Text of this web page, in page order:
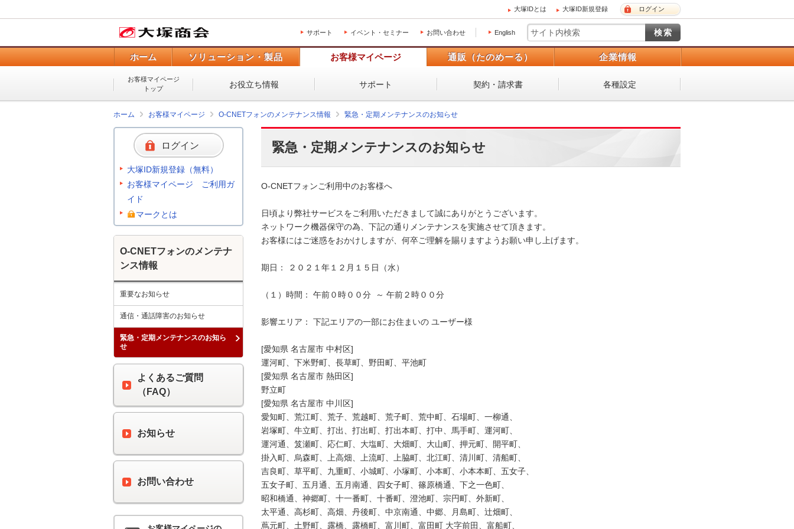
大塚IDとは 大塚ID新規登録 ログイン
サポート イベント・セミナー お問い合わせ English
ホーム ソリューション・製品 お客様マイページ 通販（たのめーる） 企業情報
お客様マイページ
トップ
お役立ち情報 サポート 契約・請求書 各種設定
ホーム お客様マイページ O-CNETフォンのメンテナンス情報 緊急・定期メンテナンスのお知らせ
緊急・定期メンテナンスのお知らせ
O-CNETフォンご利用中のお客様へ
日頃より弊社サービスをご利用いただきまして誠にありがとうございます。
ネットワーク機器保守の為、下記の通りメンテナンスを実施させて頂きます。
お客様にはご迷惑をおかけしますが、何卒ご理解を賜りますようお願い申し上げます。
期日： ２０２１年１２月１５日（水）
（１）時間： 午前０時００分  ～ 午前２時００分
影響エリア： 下記エリアの一部にお住まいの ユーザー様
[愛知県 名古屋市 中村区]
運河町、下米野町、長草町、野田町、平池町
[愛知県 名古屋市 熱田区]
野立町
[愛知県 名古屋市 中川区]
愛知町、荒江町、荒子、荒越町、荒子町、荒中町、石場町、一柳通、
岩塚町、牛立町、打出、打出町、打出本町、打中、馬手町、運河町、
運河通、笈瀬町、応仁町、大塩町、大畑町、大山町、押元町、開平町、
掛入町、烏森町、上高畑、上流町、上脇町、北江町、清川町、清船町、
吉良町、草平町、九重町、小城町、小塚町、小本町、小本本町、五女子、
五女子町、五月通、五月南通、四女子町、篠原橋通、下之一色町、
昭和橋通、神郷町、十一番町、十番町、澄池町、宗円町、外新町、
太平通、高杉町、高畑、丹後町、中京南通、中郷、月島町、辻畑町、
蔦元町、土野町、露橋、露橋町、富川町、富田町 大字前田、富船町、
ログイン
大塚ID新規登録（無料）
お客様マイページ ご利用ガ
イド
マークとは
O-CNETフォンのメンテナ
ンス情報
重要なお知らせ
通信・通話障害のお知らせ
緊急・定期メンテナンスのお知ら
せ
よくあるご質問
（FAQ）
お知らせ
お問い合わせ